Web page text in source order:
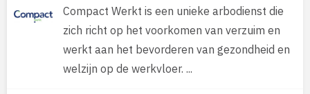
Compact Werkt is een unieke arbodienst die
zich richt op het voorkomen van verzuim en
werkt aan het bevorderen van gezondheid en
welzijn op de werkvloer. ...